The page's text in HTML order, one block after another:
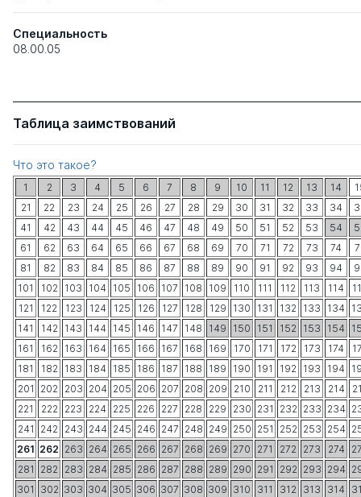
Специальность
08.00.05
Таблица заимствований
Что это такое?
1 2 3 4 5 6 7 8 9 10 11 12 13 14
21
22 23 24 25 26 27 28 29 30 31 32 33 34
41
42 43 44 45 46 47 48 49 50 51 52 53 54
61
62 63 64 65 66 67 68 69 70 71 72 73 74
81
82 83 84 85 86 87 88 89 90 91 92 93 94
101
102 103 104 105 106 107 108 109 110 111 112 113 114
121
122 123 124 125 126 127 128 129 130 131 132 133 134
141
142 143 144 145 146 147 148 149 150 151 152 153 154
161
162 163 164 165 166 167 168 169 170 171 172 173 174
181
182 183 184 185 186 187 188 189 190 191 192 193 194
201
202 203 204 205 206 207 208 209 210 211 212 213 214
221
222 223 224 225 226 227 228 229 230 231 232 233 234
241
242 243 244 245 246 247 248 249 250 251 252 253 254
261 262 263 264 265 266 267 268 269 270 271 272 273 274
281
282 283 284 285 286 287 288 289 290 291 292 293 294
301
302 303 304 305 306 307 308 309 310 311 312 313 314